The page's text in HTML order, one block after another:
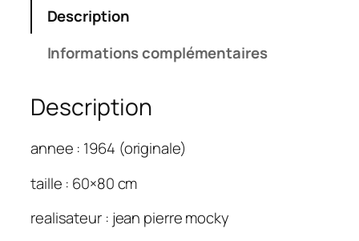
Description
Informations complémentaires
Description
annee : 1964 (originale)
taille : 60×80 cm
realisateur : jean pierre mocky